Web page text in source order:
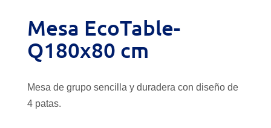
Mesa EcoTable-
Q180x80 cm
Mesa de grupo sencilla y duradera con diseño de
4 patas.